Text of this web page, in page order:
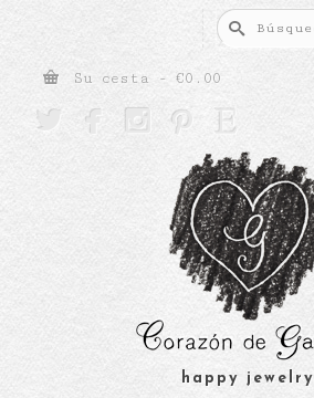
Buscar
por:
Su cesta - €0.00
    
happy jewelry